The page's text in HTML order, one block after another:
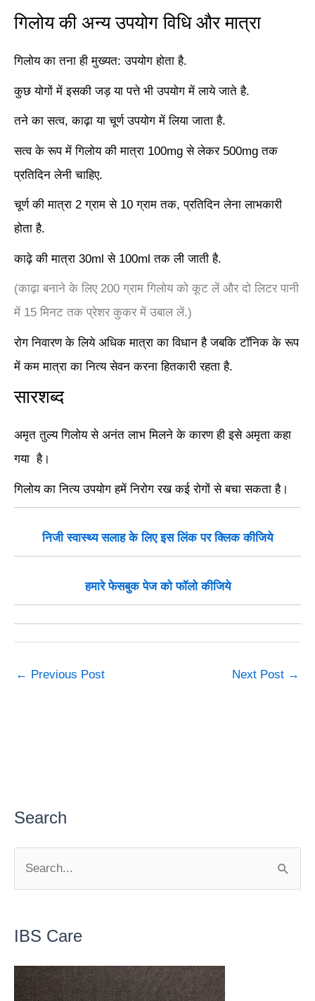
गिलोय की अन्य उपयोग विधि और मात्रा
गिलोय का तना ही मुख्यत: उपयोग होता है.
कुछ योगों में इसकी जड़ या पत्ते भी उपयोग में लाये जाते है.
तने का सत्व, काढ़ा या चूर्ण उपयोग में लिया जाता है.
सत्व के रूप में गिलोय की मात्रा 100mg से लेकर 500mg तक
प्रतिदिन लेनी चाहिए.
चूर्ण की मात्रा 2 ग्राम से 10 ग्राम तक, प्रतिदिन लेना लाभकारी
होता है.
काढ़े की मात्रा 30ml से 100ml तक ली जाती है.
(काढ़ा बनाने के लिए 200 ग्राम गिलोय को कूट लें और दो लिटर पानी
में 15 मिनट तक प्रेशर कुकर में उबाल लें.)
रोग निवारण के लिये अधिक मात्रा का विधान है जबकि टॉनिक के रूप
में कम मात्रा का नित्य सेवन करना हितकारी रहता है.
सारशब्द
अमृत तुल्य गिलोय से अनंत लाभ मिलने के कारण ही इसे अमृता कहा
गया है।
गिलोय का नित्य उपयोग हमें निरोग रख कई रोगों से बचा सकता है।
निजी स्वास्थ्य सलाह के लिए इस लिंक पर क्लिक कीजिये
हमारे फेसबुक पेज को फॉलो कीजिये
← Previous Post Next Post →
Search
r
h
IBS Care